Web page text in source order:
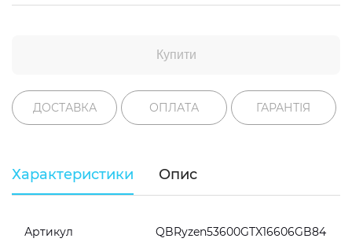
Купити
ДОСТАВКА ОПЛАТА ГАРАНТІЯ
Характеристики Опис
Артикул QBRyzen53600GTX16606GB84